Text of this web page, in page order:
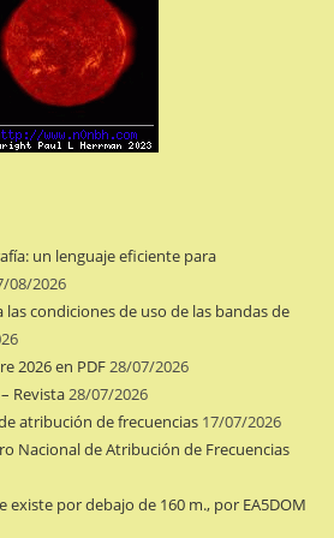
un lenguaje eficiente para
08/2026
las condiciones de uso de las bandas de
2026 en PDF 28/07/2026
Revista 28/07/2026
atribución de frecuencias 17/07/2026
Nacional de Atribución de Frecuencias
por debajo de 160 m., por EA5DOM